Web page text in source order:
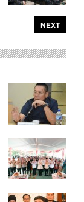
NEXT